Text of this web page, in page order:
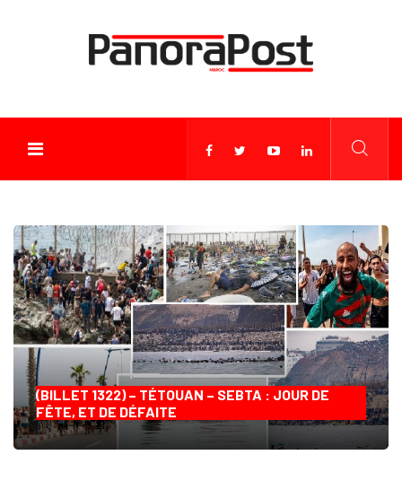
(BILLET 1322) – TÉTOUAN – SEBTA : JOUR DE
FÊTE, ET DE DÉFAITE